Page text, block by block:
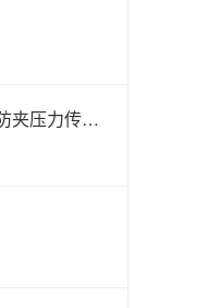
汽车业车门开闭系统汽车门 防夹压力传感器